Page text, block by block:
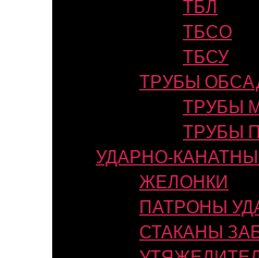
ТБЛ
ТБСО
ТБСУ
ТРУБЫ
ТРУБЫ
ТРУБЫ
УДАРНО-
ЖЕЛОНКИ
ПАТРОНЫ
СТАКАНЫ